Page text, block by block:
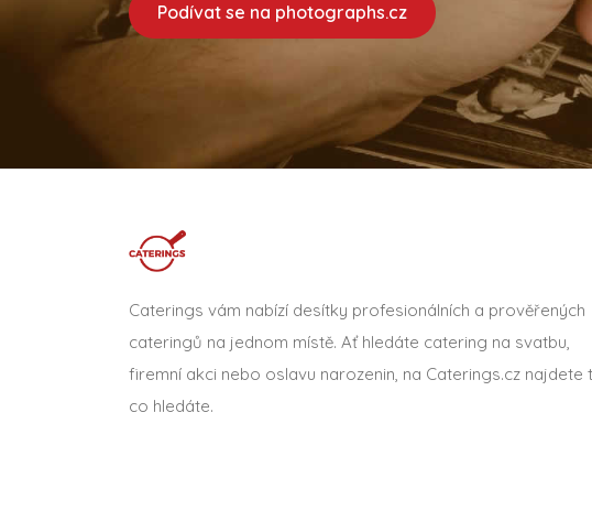
Podívat se na photographs.cz
Caterings vám nabízí desítky profesionálních a prověřených
cateringů na jednom místě. Ať hledáte catering na svatbu,
firemní akci nebo oslavu narozenin, na Caterings.cz najdete
co hledáte.